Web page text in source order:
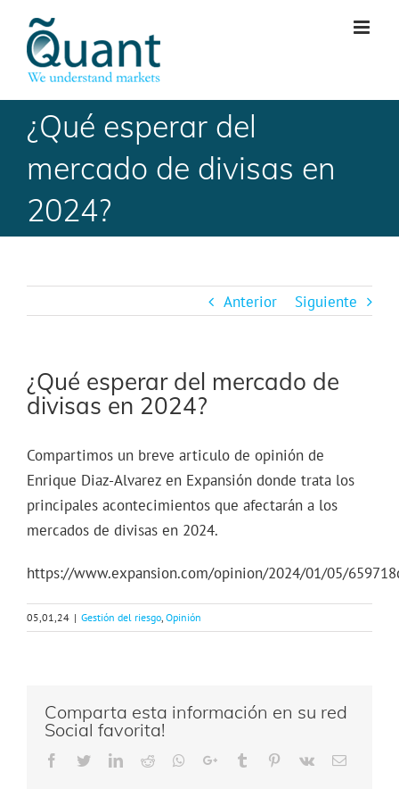
content
¿Qué esperar del
mercado de divisas en
2024?
Anterior Siguiente
¿Qué esperar del mercado de
divisas en 2024?
Compartimos un breve articulo de opinión de
Enrique Diaz-Alvarez en Expansión donde trata los
principales acontecimientos que afectarán a los
mercados de divisas en 2024.
https://www.expansion.com/opinion/2024/01/05/
05,01,24 | Gestión del riesgo, Opinión
Comparta esta información en su red
Social favorita!
Facebook
TwitterLinkedIn
Reddit Whatsapp
Google+Tumblr Pinterest
Vk Email